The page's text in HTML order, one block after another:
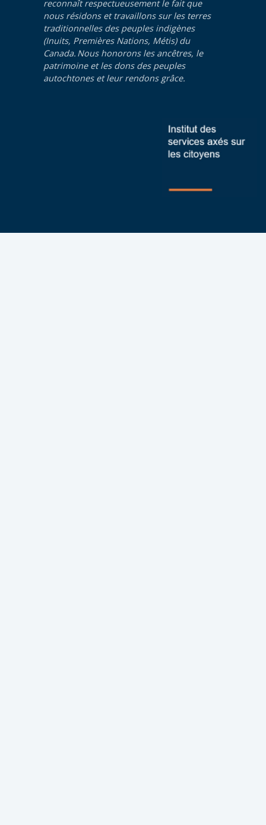
reconnaît respectueusement le fait que
nous résidons et travaillons sur les terres
traditionnelles des peuples indigènes
(Inuits, Premières Nations, Métis) du
Canada. Nous honorons les ancêtres, le
patrimoine et les dons des peuples
autochtones et leur rendons grâce.